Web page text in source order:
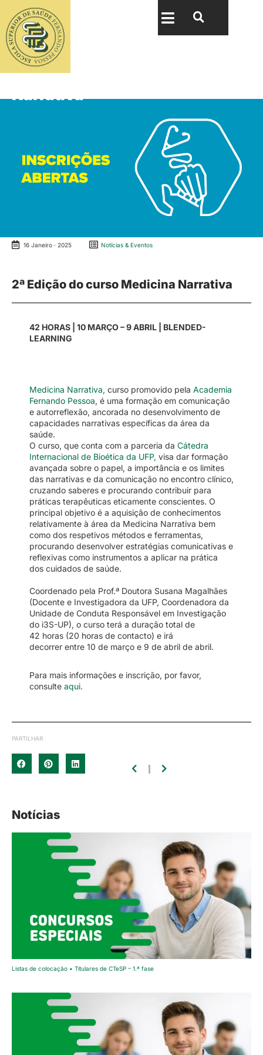
2ª Edição do curso Medicina
Narrativa
Category
Notícias
16 Janeiro · 2025 Notícias & Eventos
2ª Edição do curso Medicina Narrativa
42 HORAS | 10 MARÇO – 9 ABRIL | BLENDED-
LEARNING
Medicina Narrativa, curso promovido pela Academia
Fernando Pessoa, é uma formação em comunicação
e autorreflexão, ancorada no desenvolvimento de
capacidades narrativas específicas da área da
saúde.
O curso, que conta com a parceria da Cátedra
Internacional de Bio​ética da UFP, visa dar formação
avançada sobre o papel, a importância e os limites
das narrativas e da comunicação no encontro clínico,
cruzando saberes e procurando contribuir para
práticas terapêuticas eticamente conscientes. O
principal objetivo é a aquisição de conhecimentos
relativamente à área da Medicina Narrativa bem
como dos respetivos métodos e ferramentas,
procurando desenvolver estratégias comunicativas e
reflexivas como instrumentos a aplicar na prática
dos cuidados de saúde.
Coordenado pela Prof.ª Doutora Susana Magalhães
(Docente e Investigadora da UFP, Coordenadora da
Unidade de Conduta Responsável em Investigação
do i3S-UP), o curso terá a duração ​total de
42 horas (20 horas de contacto​) e irá
decorrer entre 10 de março e 9 de abril de abril.
Para mais informações e inscrição, por favor,
consulte aqui.
PARTILHAR
Notícias
Listas de colocação • Titulares de CTeSP – 1.ª fase